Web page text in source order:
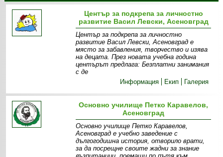
Център за подкрепа за личностно
развитие Васил Левски, Асеновград
Център за подкрепа за личностно
развитие Васил Левски, Асеновград е
място за забавления, творчество и изява
на децата. През новата учебна година
центърът предлага: Безплатни занимания
с де
Информация
Екип Галерия
Основно училище Петко Каравелов,
Асеновград
Основно училище Петко Каравелов,
Асеновград е учебно заведение с
дългогодишна история, отворило врати,
за да посрещне своите жадни за знание